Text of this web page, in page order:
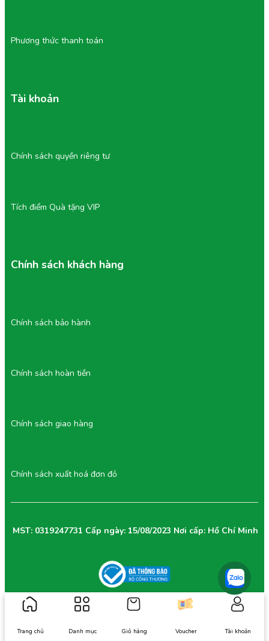
MST: 0319247731 Cấp ngày: 15/08/2023 Nơi cấp: Hồ Chí Minh
Chính sách khách hàng
Chính sách bảo hành
Chính sách hoàn tiền
Chính sách giao hàng
Chính sách xuất hoá đơn đỏ
Tích điểm Quà tặng VIP
Chính sách quyền riêng tư
Tài khoản
Phương thức thanh toán
Trang chủ Danh mục Giỏ hàng Voucher Tài khoản